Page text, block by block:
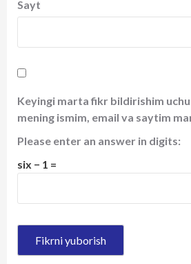
Sayt
Keyingi marta fikr bildirishim
mening ismim, email va saytim
Please enter an answer in digits:
six − 1 =